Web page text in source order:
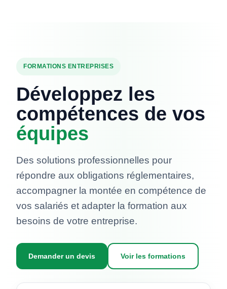
FORMATIONS ENTREPRISES
Développez les
compétences de vos
équipes
Des solutions professionnelles pour
répondre aux obligations réglementaires,
accompagner la montée en compétence de
vos salariés et adapter la formation aux
besoins de votre entreprise.
Demander un devis Voir les formations